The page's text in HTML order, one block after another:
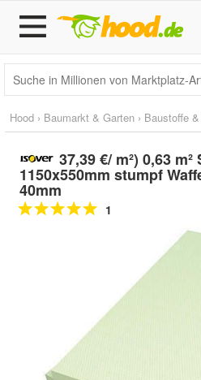
Hood › Baumarkt & Garten › Baustoffe
37,39 €/ m²) 0,63
1150x550mm stumpf
40mm
1